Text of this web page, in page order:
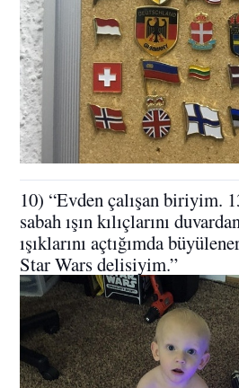
10) “Evden çalışan biriyim.
sabah ışın kılıçlarını
ışıklarını açtığımda
Star Wars delisiyim.”